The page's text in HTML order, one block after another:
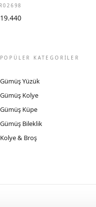
POPÜLER KATEGORİLER
Gümüş Yüzük
Gümüş Kolye
Gümüş Küpe
Gümüş Bileklik
Kolye & Broş